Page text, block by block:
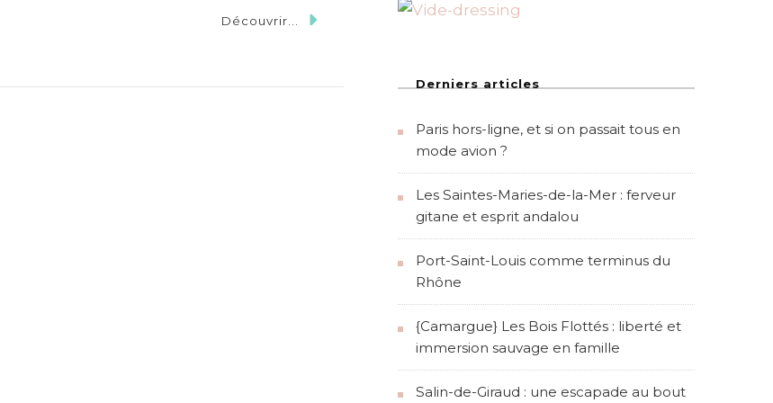
Découvrir...
Derniers articles
Paris hors-ligne, et si on passait tous en
mode avion ?
Les Saintes-Maries-de-la-Mer : ferveur
gitane et esprit andalou
Port-Saint-Louis comme terminus du
Rhône
{Camargue} Les Bois Flottés : liberté et
immersion sauvage en famille
Salin-de-Giraud : une escapade au bout